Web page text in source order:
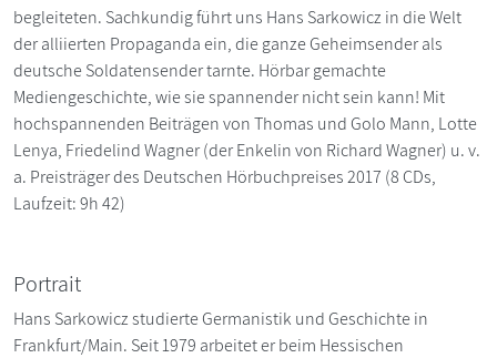
begleiteten. Sachkundig führt uns Hans Sarkowicz in die Welt
der alliierten Propaganda ein, die ganze Geheimsender als
deutsche Soldatensender tarnte. Hörbar gemachte
Mediengeschichte, wie sie spannender nicht sein kann! Mit
hochspannenden Beiträgen von Thomas und Golo Mann, Lotte
Lenya, Friedelind Wagner (der Enkelin von Richard Wagner) u. v.
a. Preisträger des Deutschen Hörbuchpreises 2017 (8 CDs,
Laufzeit: 9h 42)
Portrait
Hans Sarkowicz studierte Germanistik und Geschichte in
Frankfurt/Main. Seit 1979 arbeitet er beim Hessischen